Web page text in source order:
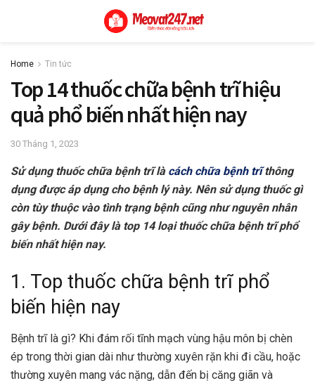
Home Tin tức
Top 14 thuốc chữa bệnh trĩ hiệu
quả phổ biến nhất hiện nay
30 Tháng 1, 2023
Sử dụng thuốc chữa bệnh trĩ là cách chữa bệnh trĩthông
dụng được áp dụng cho bệnh lý này. Nên sử dụng thuốc gì
còn tùy thuộc vào tình trạng bệnh cũng như nguyên nhân
gây bệnh. Dưới đây là top 14 loại thuốc chữa bệnh trĩ phổ
biến nhất hiện nay.
1. Top thuốc chữa bệnh trĩ phổ
biến hiện nay
Bệnh trĩ là gì? Khi đám rối tĩnh mạch vùng hậu môn bị chèn
ép trong thời gian dài như thường xuyên rặn khi đi cầu, hoặc
thường xuyên mang vác nặng, dẫn đến bị căng giãn và